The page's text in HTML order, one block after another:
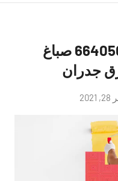
صباغ هندي المسيلة 66405052 صباغ
جدران